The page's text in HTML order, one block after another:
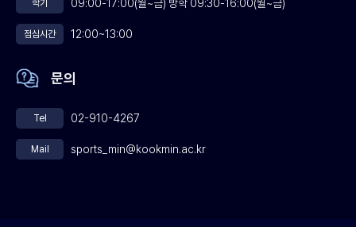
학기 09:00-17:00(월~금) 방학 09:30-16:00(월~금)
점심시간 12:00~13:00
문의
Tel 02-910-4267
Mail sports_min@kookmin.ac.kr